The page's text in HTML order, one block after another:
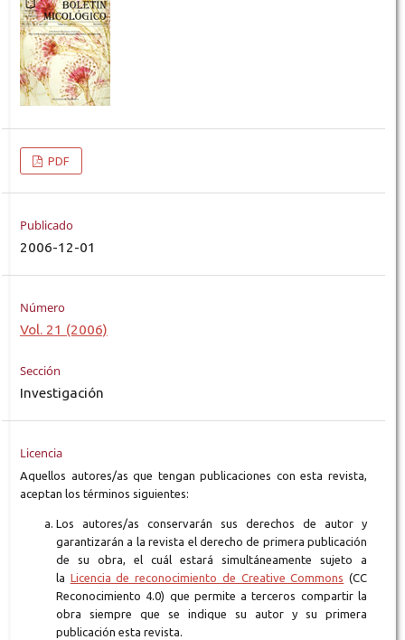
PDF
Publicado
2006-12-01
Número
Vol. 21 (2006)
Sección
Investigación
Licencia
Aquellos autores/as que tengan publicaciones con esta revista,
aceptan los términos siguientes:
Los autores/as conservarán sus derechos de autor y
garantizarán a la revista el derecho de primera publicación
de su obra, el cuál estará simultáneamente sujeto a
la Licencia de reconocimiento de Creative Commons (CC
Reconocimiento 4.0) que permite a terceros compartir la
obra siempre que se indique su autor y su primera
publicación esta revista.